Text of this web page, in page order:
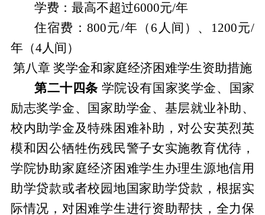
学费：最高不超过6000元/年
住宿费： 800元/年（ 6 人间）、 1200元/
年（4人间）
第八章 奖学金和家庭经济困难学生资助措施
第二十四条 学院设有国家奖学金、国家
励志奖学金、国家助学金、基层就业补助、
校内助学金及特殊困难补助，对公安英烈英
模和因公牺牲伤残民警子女实施教育优待，
学院协助家庭经济困难学生办理生源地信用
助学贷款或者校园地国家助学贷款，根据实
际情况，对困难学生进行资助帮扶，全力保